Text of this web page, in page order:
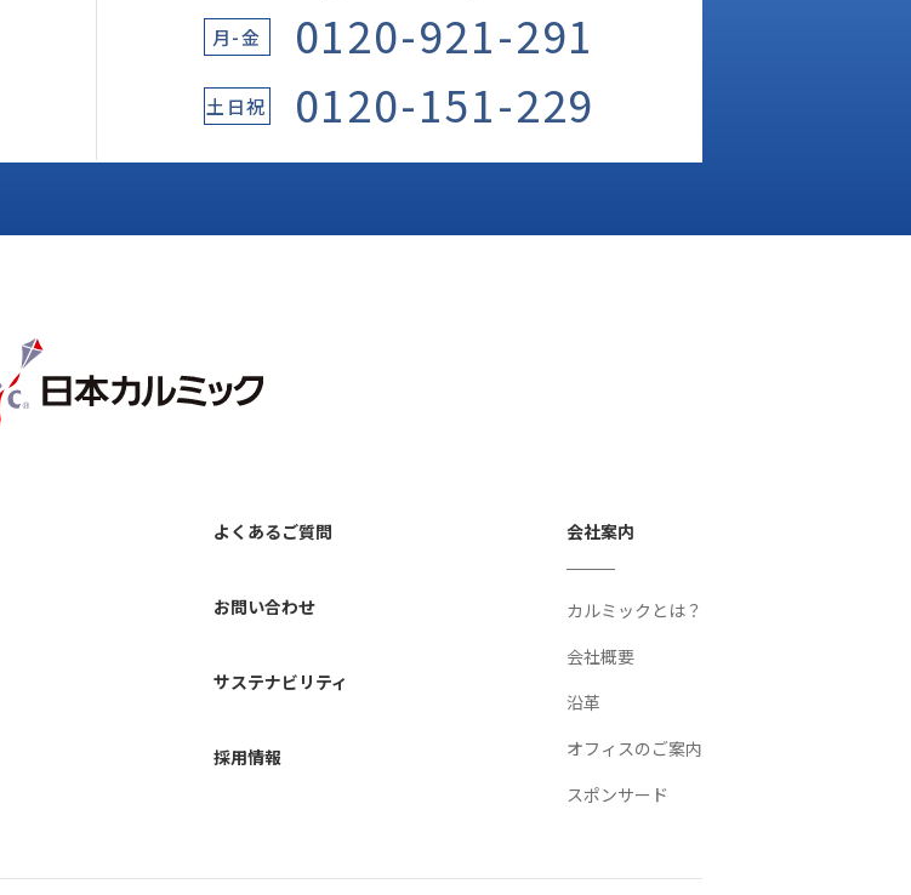
月-金 0120-921-291
土日祝 0120-151-229
よくあるご質問
お問い合わせ
サステナビリティ
採用情報
会社案内
カルミックとは？
会社概要
沿革
オフィスのご案内
スポンサード